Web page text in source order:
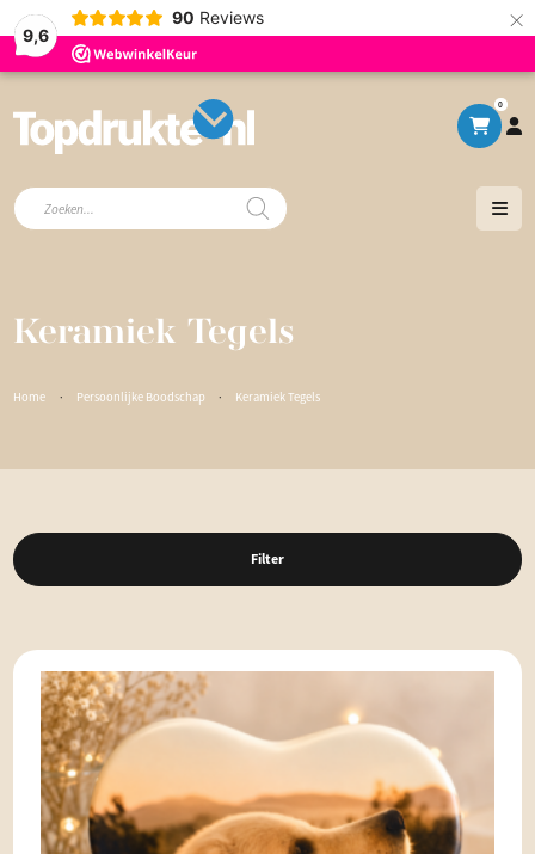
9,6
90 Reviews ×
0
Producten
zoeken
Keramiek Tegels
Home · Persoonlijke Boodschap · Keramiek Tegels
Filter